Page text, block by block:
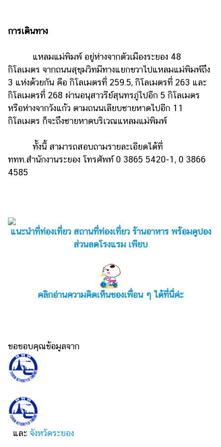
การเดินทาง
แหลมแม่พิมพ์ อยู่ห่างจากตัวเมืองระยอง 48
กิโลเมตร จากถนนสุขุมวิทมีทางแยกขวาไปแหลมแม่พิมพ์ถึง
3 แห่งด้วยกัน คือ กิโลเมตรที่ 259.5, กิโลเมตรที่ 263 และ
กิโลเมตรที่ 268 ผ่านอนุสาวรีย์สุนทรภู่ไปอีก 5 กิโลเมตร
หรือห่างจากวังแก้ว ตามถนนเลียบชายหาดไปอีก 11
กิโลเมตร ก็จะถึงชายหาดบริเวณแหลมแม่พิมพ์
ทั้งนี้ สามารถสอบถามรายละเอียดได้ที่
ททท.สำนักงานระยอง โทรศัพท์ 0 3865 5420-1, 0 3866
4585
แนะนำที่ท่องเที่ยว สถานที่ท่องเที่ยว ร้านอาหาร พร้อมคูปอง
ส่วนลดโรงแรม เพียบ
คลิกอ่านความคิดเห็นของเพื่อน ๆ ได้ที่นี่ค่ะ
ขอขอบคุณข้อมูลจาก
และ จังหวัดระยอง